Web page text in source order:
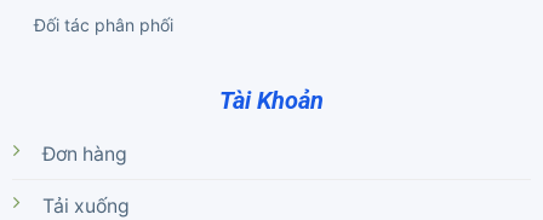
Đối tác phân phối
Tài Khoản
Đơn hàng
Tải xuống